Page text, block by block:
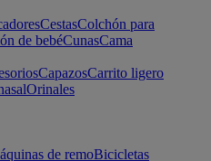
CestasColchón para
de bebéCunasCama
CapazosCarrito ligero
Orinales
de remoBicicletas